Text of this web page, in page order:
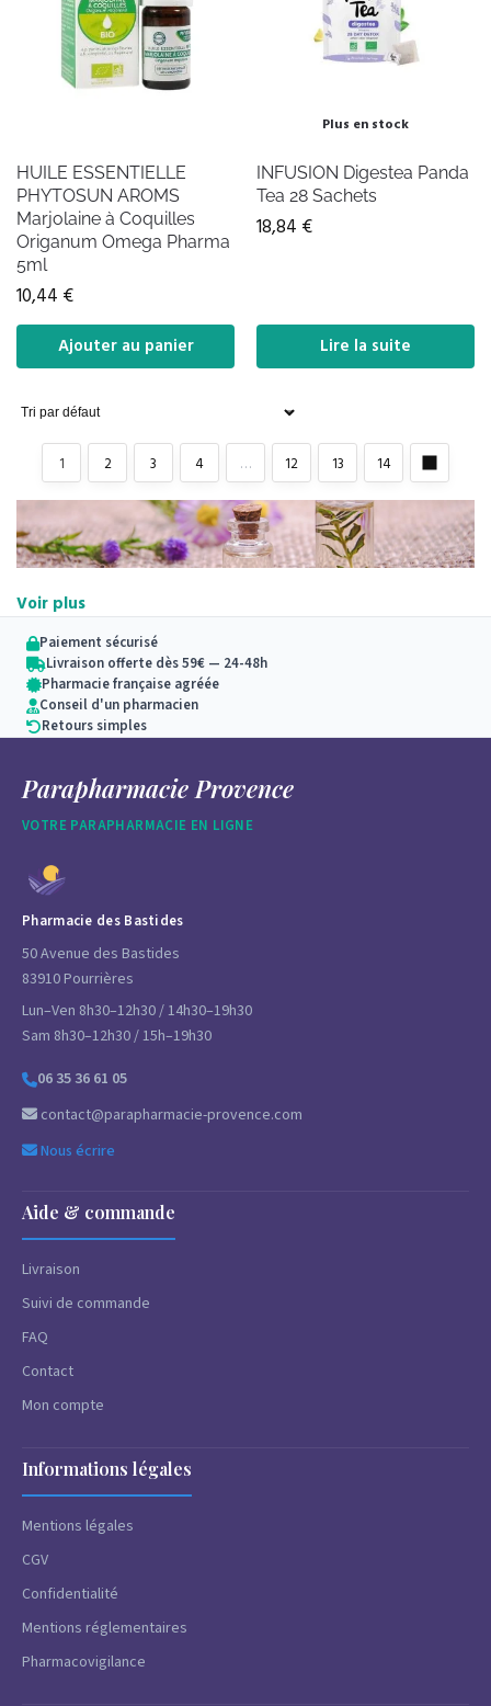
HUILE ESSENTIELLE
PHYTOSUN AROMS
Marjolaine à Coquilles
Origanum Omega Pharma
5ml
10,44 €
Ajouter au panier
Plus en stock
INFUSION Digestea Panda
Tea 28 Sachets
18,84 €
Lire la suite
1 2 3 4 … 12 13 14
Bienvenue dans notre rubrique «
Vous trouverez noshuiles essentielles
ladétente et des soins, une partie
diffuseurs de parfum
Voir plus
Paiement sécurisé
Livraison offerte dès 59€ — 24-48h
Pharmacie française agréée
Conseil d'un pharmacien
Retours simples
Parapharmacie Provence
VOTRE PARAPHARMACIE EN LIGNE
Pharmacie des Bastides
50 Avenue des Bastides
83910 Pourrières
Lun–Ven 8h30–12h30 / 14h30–19h30
Sam 8h30–12h30 / 15h–19h30
06 35 36 61 05
contact@parapharmacie-provence.com
Nous écrire
Aide & commande
Livraison
Suivi de commande
FAQ
Contact
Mon compte
Informations légales
Mentions légales
CGV
Confidentialité
Mentions réglementaires
Pharmacovigilance